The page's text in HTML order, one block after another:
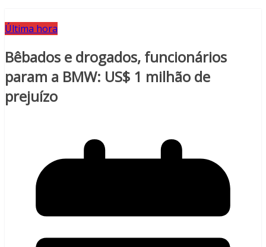
Última hora
Bêbados e drogados, funcionários
param a BMW: US$ 1 milhão de
prejuízo